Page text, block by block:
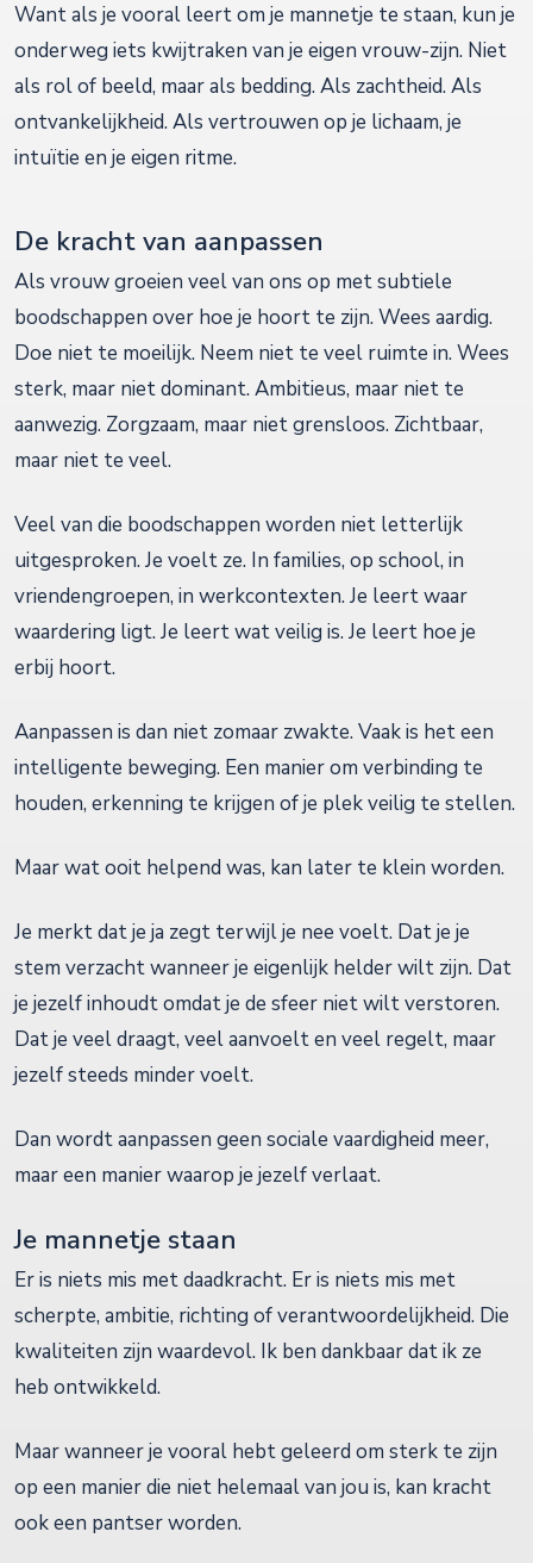
Want als je vooral leert om je mannetje te staan, kun je
onderweg iets kwijtraken van je eigen vrouw-zijn. Niet
als rol of beeld, maar als bedding. Als zachtheid. Als
ontvankelijkheid. Als vertrouwen op je lichaam, je
intuïtie en je eigen ritme.
De kracht van aanpassen
Als vrouw groeien veel van ons op met subtiele
boodschappen over hoe je hoort te zijn. Wees aardig.
Doe niet te moeilijk. Neem niet te veel ruimte in. Wees
sterk, maar niet dominant. Ambitieus, maar niet te
aanwezig. Zorgzaam, maar niet grensloos. Zichtbaar,
maar niet te veel.
Veel van die boodschappen worden niet letterlijk
uitgesproken. Je voelt ze. In families, op school, in
vriendengroepen, in werkcontexten. Je leert waar
waardering ligt. Je leert wat veilig is. Je leert hoe je
erbij hoort.
Aanpassen is dan niet zomaar zwakte. Vaak is het een
intelligente beweging. Een manier om verbinding te
houden, erkenning te krijgen of je plek veilig te stellen.
Maar wat ooit helpend was, kan later te klein worden.
Je merkt dat je ja zegt terwijl je nee voelt. Dat je je
stem verzacht wanneer je eigenlijk helder wilt zijn. Dat
je jezelf inhoudt omdat je de sfeer niet wilt verstoren.
Dat je veel draagt, veel aanvoelt en veel regelt, maar
jezelf steeds minder voelt.
Dan wordt aanpassen geen sociale vaardigheid meer,
maar een manier waarop je jezelf verlaat.
Je mannetje staan
Er is niets mis met daadkracht. Er is niets mis met
scherpte, ambitie, richting of verantwoordelijkheid. Die
kwaliteiten zijn waardevol. Ik ben dankbaar dat ik ze
heb ontwikkeld.
Maar wanneer je vooral hebt geleerd om sterk te zijn
op een manier die niet helemaal van jou is, kan kracht
ook een pantser worden.